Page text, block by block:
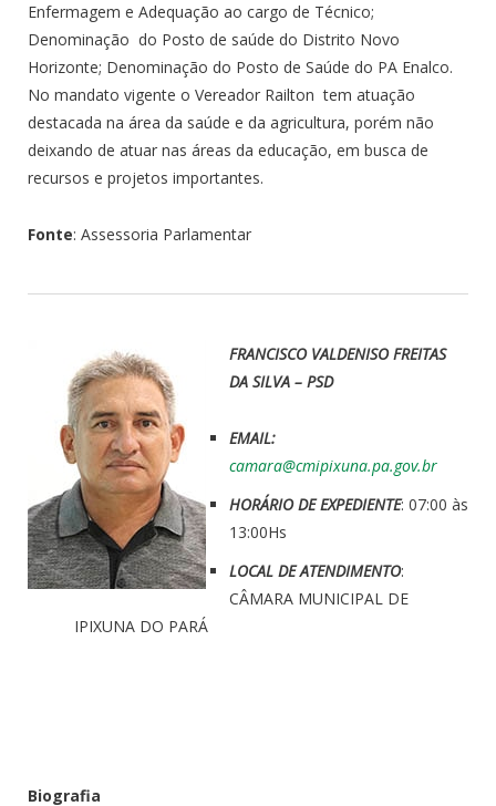
Enfermagem e Adequação ao cargo de Técnico;
Denominação do Posto de saúde do Distrito Novo
Horizonte; Denominação do Posto de Saúde do PA Enalco.
No mandato vigente o Vereador Railton tem atuação
destacada na área da saúde e da agricultura, porém não
deixando de atuar nas áreas da educação, em busca de
recursos e projetos importantes.
Fonte: Assessoria Parlamentar
FRANCISCO VALDENISO FREITAS
DA SILVA – PSD
EMAIL:
camara@cmipixuna.pa.gov.br
HORÁRIO DE EXPEDIENTE: 07:00 às
13:00Hs
LOCAL DE ATENDIMENTO:
CÂMARA MUNICIPAL DE
IPIXUNA DO PARÁ
Biografia